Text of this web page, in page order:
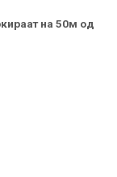
на 50м од